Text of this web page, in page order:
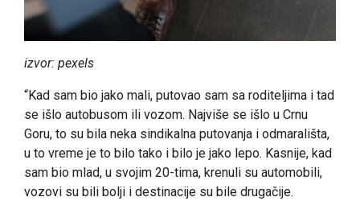
izvor: pexels
“Kad sam bio jako mali, putovao sam sa roditeljima i tad
se išlo autobusom ili vozom. Najviše se išlo u Crnu
Goru, to su bila neka sindikalna putovanja i odmarališta,
u to vreme je to bilo tako i bilo je jako lepo. Kasnije, kad
sam bio mlad, u svojim 20-tima, krenuli su automobili,
vozovi su bili bolji i destinacije su bile drugačije.